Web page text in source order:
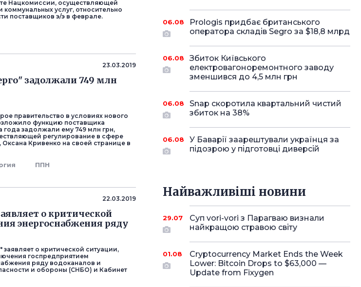
Нацкомиссии, осуществляющей
коммунальных услуг, относительно
поставщиков э/э в феврале.
23.03.2019
задолжали 749 млн
правительство в условиях нового
функцию поставщика
задолжали ему 749 млн грн,
регулирование в сфере
Кривенко на своей странице в
ППН
22.03.2019
о критической
энергоснабжения ряду
о критической ситуации,
госпредприятием
ряду водоканалов и
и обороны (СНБО) и Кабинет
06.08
Prologis придбає британського
оператора складів Segro за $18,8 млрд
06.08
Збиток Київського
електровагоноремонтного заводу
зменшився до 4,5 млн грн
06.08
Snap скоротила квартальний чистий
збиток на 38%
06.08
У Баварії заарештували українця за
підозрою у підготовці диверсій
Найважливіші новини
29.07
Суп vori-vori з Парагваю визнали
найкращою стравою світу
01.08
Cryptocurrency Market Ends the Week
Lower: Bitcoin Drops to $63,000 —
Update from Fixygen